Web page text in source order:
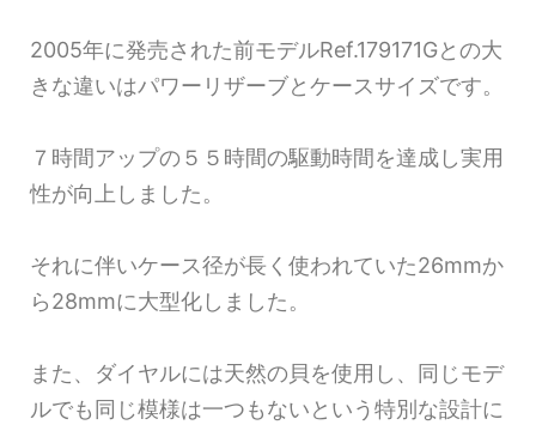
2005年に発売された前モデルRef.179171Gとの大
きな違いはパワーリザーブとケースサイズです。
７時間アップの５５時間の駆動時間を達成し実用
性が向上しました。
それに伴いケース径が長く使われていた26mmか
ら28mmに大型化しました。
また、ダイヤルには天然の貝を使用し、同じモデ
ルでも同じ模様は一つもないという特別な設計に